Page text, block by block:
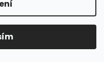
DETAIL
Elegantní dámské